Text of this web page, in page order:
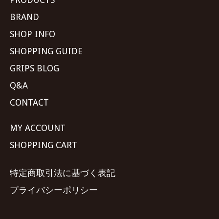
BRAND
SHOP INFO
SHOPPING GUIDE
GRIPS BLOG
Q&A
CONTACT
MY ACCOUNT
SHOPPING CART
特定商取引法に基づく表記
プライバシーポリシー